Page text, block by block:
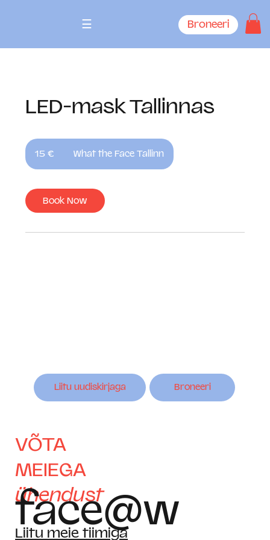
☰ Broneeri
LED-mask Tallinnas
15
eurot
15 € What the Face Tallinn
Book Now
Liitu meie tiimiga
Liitu uudiskirjaga Broneeri
VÕTA
MEIEGA
ühendust
face@w